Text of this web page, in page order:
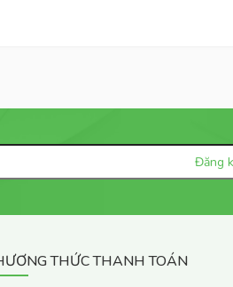
THỨC THANH TOÁN